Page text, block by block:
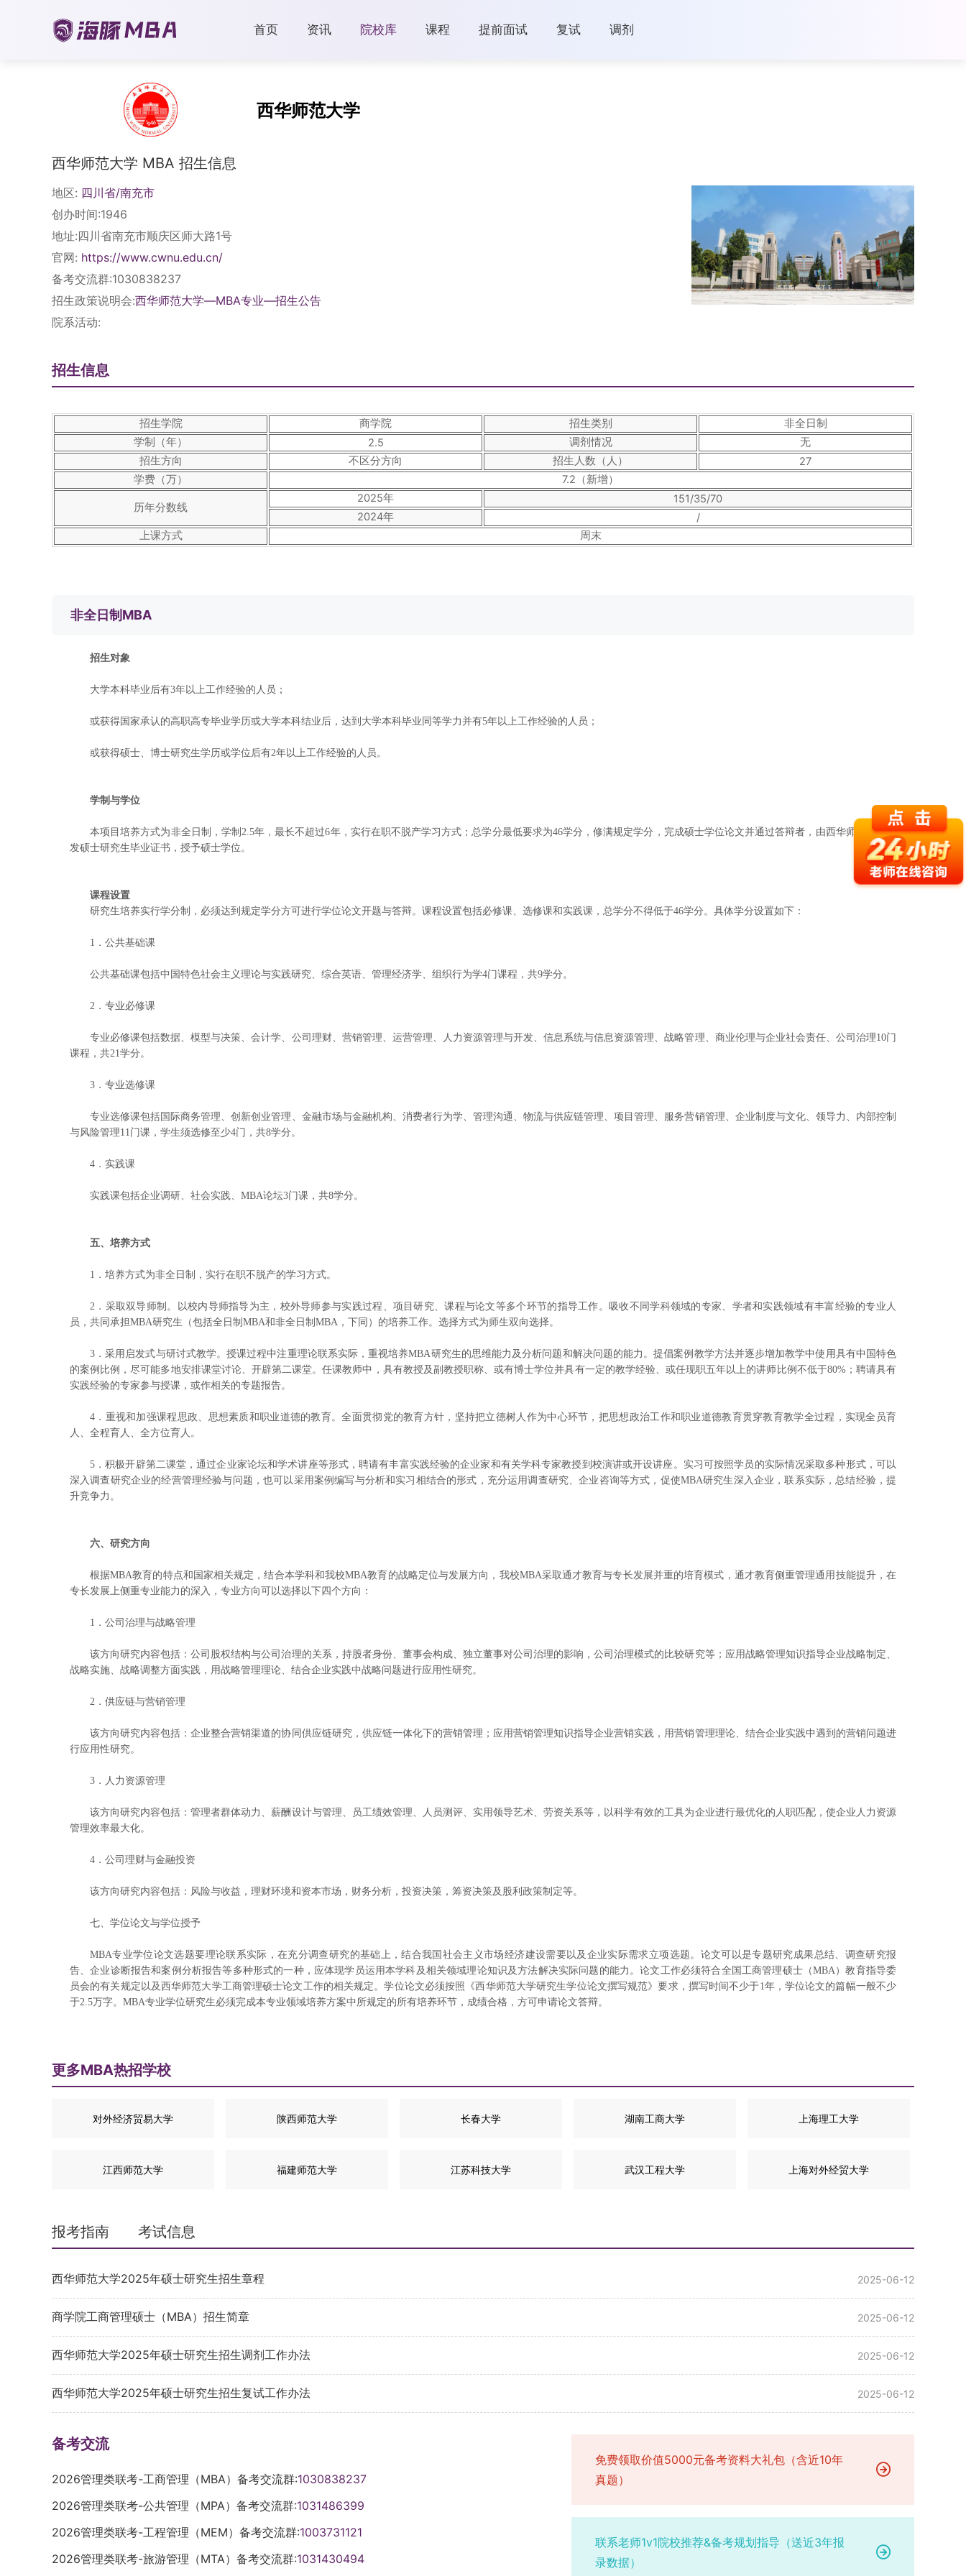
首页 资讯 院校库 课程 提前面试 复试 调剂
西华师范大学
西华师范大学 MBA 招生信息
地区: 四川省/南充市
创办时间:1946
地址:四川省南充市顺庆区师大路1号
官网: https://www.cwnu.edu.cn/
备考交流群:1030838237
招生政策说明会:西华师范大学—MBA专业—招生公告
院系活动:
招生信息
招生学院 商学院 招生类别
非全日制
学制（年）
2.5 调剂情况
无
招生方向
不区分方向 招生人数（人）
27
学费（万）
7.2（新增）
历年分数线
2025年
151/35/70
2024年
/
上课方式
周末
非全日制MBA
招生对象
大学本科毕业后有3年以上工作经验的人员；
或获得国家承认的高职高专毕业学历或大学本科结业后，达到大学本科毕业同 等学力并有5年以上工作经验的人员；
或获得硕士、博士研究生学历或学位后有2年以上工作经验的人员。
学制与学位
本项目培养方式为非全日制，学制2.5年，最长不超过6年，实行在职不脱产学习方式；总学分最低要求为46学分，修满规定学分，完成硕士学位论文并通过答辩者，由西华师范大学颁
发硕士研究生毕业证书，授予硕士学位。
课程设置
研究生培养实行学分制，必须达到规定学分方可进行学位论文开题与答辩。课程设置包括必修课、选修课和实践课，总学分不得低于46学分。具体学分设置如下：
1．公共基础课
公共基础课包括中国特色社会主义理论与实践研究、综合英语、管理经济学、组织行为学4门课程，共9学分。
2．专业必修课
专业必修课包括数据、模型与决策、会计学、公司理财、营销管理、运营管理、人力资源管理与开发、信息系统与信息资源管理、战略管理、商业伦理与企业社会责任、公司治理10门
课程，共21学分。
3．专业选修课
专业选修课包括国际商务管理、创新创业管理、金融市场与金融机构、消费者行为学、管理沟通、物流与供应链管理、项目管理、服务营销管理、企业制度与文化、领导力、内部控制
与风险管理11门课，学生须选修至少4门，共8学分。
4．实践课
实践课包括企业调研、社会实践、MBA论坛3门课，共8学分。
五、培养方式
1．培养方式为非全日制，实行在职不脱产的学习方式。
2．采取双导师制。以校内导师指导为主，校外导师参与实践过程、项目研究、课程与论文等多个环节的指导工作。吸收不同学科领域的专家、学者和实践领域有丰富经验的专业人
员，共同承担MBA研究生（包括全日制MBA和非全日制MBA，下同）的培养工作。选择方式为师生双向选择。
3．采用启发式与研讨式教学。授课过程中注重理论联系实际，重视培养MBA研究生的思维能力及分析问题和解决问题的能力。提倡案例教学方法并逐步增加教学中使用具有中国特色
的案例比例，尽可能多地安排课堂讨论、开辟第二课堂。任课教师中，具有教授及副教授职称、或有博士学位并具有一定的教学经验、或任现职五年以上的讲师比例不低于80%；聘请具有
实践经验的专家参与授课，或作相关的专题报告。
4．重视和加强课程思政、思想素质和职业道德的教育。全面贯彻党的教育方针，坚持把立德树人作为中心环节，把思想政治工作和职业道德教育贯穿教育教学全过程，实现全员育
人、全程育人、全方位育人。
5．积极开辟第二课堂，通过企业家论坛和学术讲座等形式，聘请有丰富实践经验的企业家和有关学科专家教授到校演讲或开设讲座。实习可按照学员的实际情况采取多种形式，可以
深入调查研究企业的经营管理经验与问题，也可以采用案例编写与分析和实习相结合的形式，充分运用调查研究、企业咨询等方式，促使MBA研究生深入企业，联系实际，总结经验，提
升竞争力。
六、研究方向
根据MBA教育的特点和国家相关规定，结合本学科和我校MBA教育的战略定位与发展方向，我校MBA采取通才教育与专长发展并重的培育模式，通才教育侧重管理通用技能提升，在
专长发展上侧重专业能力的深入，专业方向可以选择以下四个方向：
1．公司治理与战略管理
该方向研究内容包括：公司股权结构与公司治理的关系，持股者身份、董事会构成、独立董事对公司治理的影响，公司治理模式的比较研究等；应用战略管理知识指导企业战略制定、
战略实施、战略调整方面实践，用战略管理理论、结合企业实践中战略问题进行应用性研究。
2．供应链与营销管理
该方向研究内容包括：企业整合营销渠道的协同供应链研究，供应链一体化下的营销管理；应用营销管理知识指导企业营销实践，用营销管理理论、结合企业实践中遇到的营销问题进
行应用性研究。
3．人力资源管理
该方向研究内容包括：管理者群体动力、薪酬设计与管理、员工绩效管理、人员测评、实用领导艺术、劳资关系等，以科学有效的工具为企业进行最优化的人职匹配，使企业人力资源
管理效率最大化。
4．公司理财与金融投资
该方向研究内容包括：风险与收益，理财环境和资本市场，财务分析，投资决策，筹资决策及股利政策制定等。
七、学位论文与学位授予
MBA专业学位论文选题要理论联系实际，在充分调查研究的基础上，结合我国社会主义市场经济建设需要以及企业实际需求立项选题。论文可以是专题研究成果总结、调查研究报
告、企业诊断报告和案例分析报告等多种形式的一种，应体现学员运用本学科及相关领域理论知识及方法解决实际问题的能力。论文工作必须符合全国工商管理硕士（MBA）教育指导委
员会的有关规定以及西华师范大学工商管理硕士论文工作的相关规定。学位论文必须按照《西华师范大学研究生学位论文撰写规范》要求，撰写时间不少于1年，学位论文的篇幅一般不少
于2.5万字。MBA专业学位研究生必须完成本专业领域培养方案中所规定的所有培养环节，成绩合格，方可申请论文答辩。
更多MBA热招学校
对外经济贸易大学 陕西师范大学 长春大学 湖南工商大学 上海理工大学
江西师范大学 福建师范大学 江苏科技大学 武汉工程大学 上海对外经贸大学
报考指南 考试信息
西华师范大学2025年硕士研究生招生章程 2025-06-12
商学院工商管理硕士（MBA）招生简章 2025-06-12
西华师范大学2025年硕士研究生招生调剂工作办法 2025-06-12
西华师范大学2025年硕士研究生招生复试工作办法 2025-06-12
备考交流
2026管理类联考-工商管理（MBA）备考交流群:1030838237
2026管理类联考-公共管理（MPA）备考交流群:1031486399
2026管理类联考-工程管理（MEM）备考交流群:1003731121
2026管理类联考-旅游管理（MTA）备考交流群:1031430494
免费领取价值5000元备考资料大礼包（含近10年
真题）
联系老师1v1院校推荐&备考规划指导（送近3年报
录数据）